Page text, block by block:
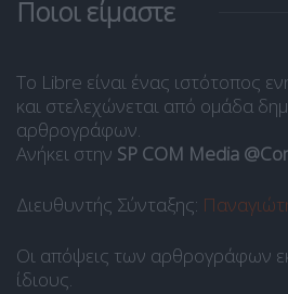
Ποιοι είμαστε
Το Libre είναι ένας ιστότοπος
και στελεχώνεται από ομάδα
αρθρογράφων.
Ανήκει στην SP COM Media
Διευθυντής Σύνταξης:
Οι απόψεις των αρθρογράφων
ίδιους.